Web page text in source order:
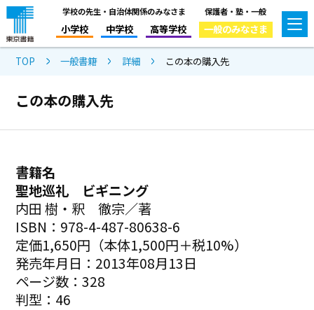
学校の先生・自治体関係のみなさま
小学校 中学校 高等学校
保護者・塾・一般
一般のみなさま
TOP 一般書籍 詳細 この本の購入先
この本の購入先
書籍名
聖地巡礼 ビギニング
内田 樹・釈 徹宗／著
ISBN：978-4-487-80638-6
定価1,650円（本体1,500円＋税10%）
発売年月日：2013年08月13日
ページ数：328
判型：46